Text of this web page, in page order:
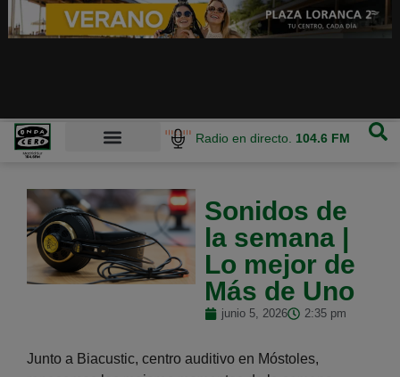
Radio en directo. 104.6 FM
Sonidos de
la semana |
Lo mejor de
Más de Uno
junio 5, 2026 2:35 pm
Junto a Biacustic, centro auditivo en Móstoles,